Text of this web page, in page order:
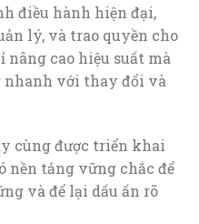
điều hành hiện đại,
lý, và trao quyền cho
nâng cao hiệu suất mà
với thay đổi và
cùng được triển khai
nền tảng vững chắc để
và để lại dấu ấn rõ